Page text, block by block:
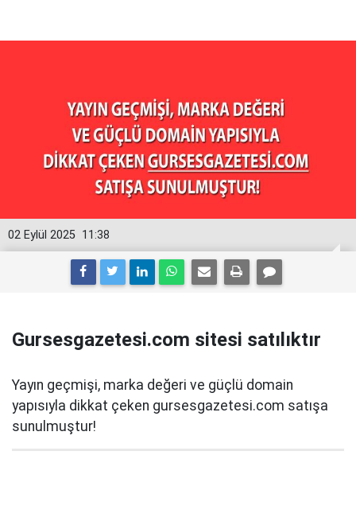
11:38
02 Eylül 2025
Gursesgazetesi.com sitesi satılıktır
Yayın geçmişi, marka değeri ve güçlü domain
yapısıyla dikkat çeken gursesgazetesi.com satışa
sunulmuştur!